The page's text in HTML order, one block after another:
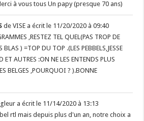
à vous tous Un papy (presque 70 ans)
de VISE a écrit le 11/20/2020 à 09:40
,RESTEZ TEL QUEL(PAS TROP DE
) =TOP DU TOP .(LES PEBBELS,JESSE
ET AUTRES :ON NE LES ENTENDS PLUS
BELGES ,POURQUOI ? ).BONNE
a écrit le 11/14/2020 à 13:13
rtl mais depuis plus d'un an, notre choix a